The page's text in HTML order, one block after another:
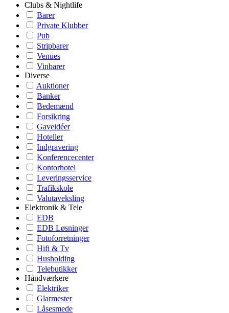
Clubs & Nightlife
Barer
Private Klubber
Pub
Stripbarer
Venues
Vinbarer
Diverse
Auktioner
Banker
Bedemænd
Forsikring
Gaveidéer
Hoteller
Indgravering
Konferencecenter
Kontorhotel
Leveringsservice
Trafikskole
Valutaveksling
Elektronik & Tele
EDB
EDB Løsninger
Fotoforretninger
Hifi & Tv
Husholding
Telebutikker
Håndværkere
Elektriker
Glarmester
Låsesmede